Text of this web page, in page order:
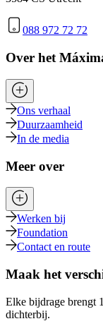
088 972 72 72
Over het
Ons verhaal
Duurzaamheid
In de media
Meer over
Werken bij
Foundation
Contact en route
Maak het
Elke bijdrage brengt
dichterbij.